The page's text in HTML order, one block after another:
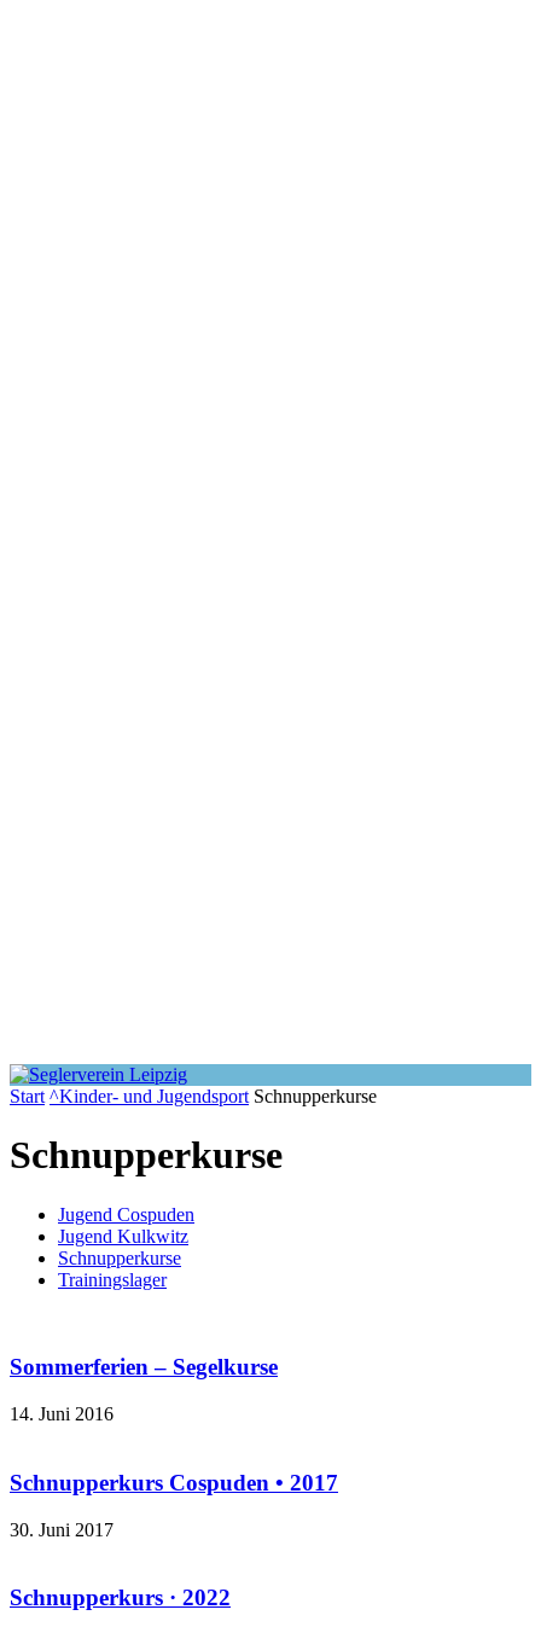
Start ^Kinder- und Jugendsport Schnupperkurse
Schnupperkurse
Jugend Cospuden
Jugend Kulkwitz
Schnupperkurse
Trainingslager
Sommerferien – Segelkurse
14. Juni 2016
Schnupperkurs Cospuden • 2017
30. Juni 2017
Schnupperkurs · 2022